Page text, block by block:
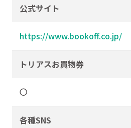
公式サイト
https://www.bookoff.co.jp/
トリアスお買物券
〇
各種SNS